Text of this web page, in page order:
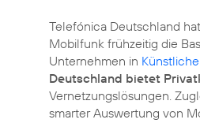
Telefónica Deutschland
Mobilfunk frühzeitig die
Unternehmen in
Deutschland bietet
Vernetzungslösungen.
smarter Auswertung von